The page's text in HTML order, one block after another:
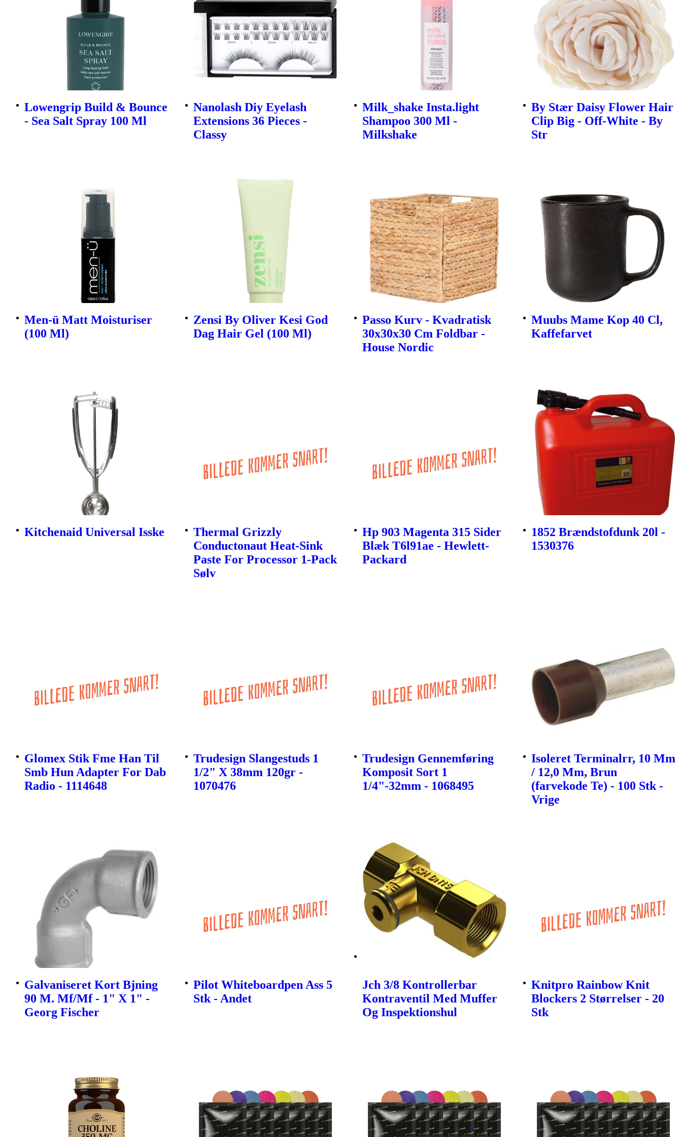
Lowengrip Build & Bounce
- Sea Salt Spray 100 Ml
Nanolash Diy Eyelash
Extensions 36 Pieces -
Classy
Milk_shake Insta.light
Shampoo 300 Ml -
Milkshake
By Stær Daisy Flower Hair
Clip Big - Off-White - By
Str
Men-ü Matt Moisturiser
(100 Ml)
Zensi By Oliver Kesi God
Dag Hair Gel (100 Ml)
Passo Kurv - Kvadratisk
30x30x30 Cm Foldbar -
House Nordic
Muubs Mame Kop 40 Cl,
Kaffefarvet
Kitchenaid Universal Isske
Thermal Grizzly
Conductonaut Heat-Sink
Paste For Processor 1-Pack
Sølv
Hp 903 Magenta 315 Sider
Blæk T6l91ae - Hewlett-
Packard
1852 Brændstofdunk 20l -
1530376
Glomex Stik Fme Han Til
Smb Hun Adapter For Dab
Radio - 1114648
Trudesign Slangestuds 1
1/2" X 38mm 120gr -
1070476
Trudesign Gennemføring
Komposit Sort 1
1/4"-32mm - 1068495
Isoleret Terminalrr, 10 Mm
/ 12,0 Mm, Brun
(farvekode Te) - 100 Stk -
Vrige
Galvaniseret Kort Bjning
90 M. Mf/Mf - 1" X 1" -
Georg Fischer
Pilot Whiteboardpen Ass 5
Stk - Andet
Jch 3/8 Kontrollerbar
Kontraventil Med Muffer
Og Inspektionshul
Knitpro Rainbow Knit
Blockers 2 Størrelser - 20
Stk